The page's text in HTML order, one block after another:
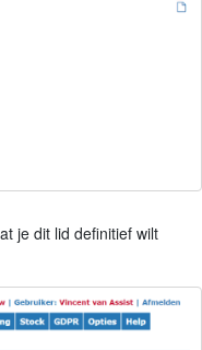
je dit lid definitief wilt